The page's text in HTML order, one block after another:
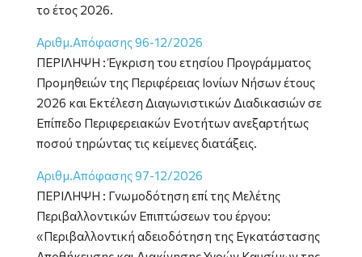
το έτος 2026.
Aριθμ.Απόφασης 96-12/2026
ΠΕΡΙΛΗΨΗ : Έγκριση του ετησίου Προγράμματος
Προμηθειών της Περιφέρειας Ιονίων Νήσων έτους
2026 και Εκτέλεση Διαγωνιστικών Διαδικασιών σε
Επίπεδο Περιφερειακών Ενοτήτων ανεξαρτήτως
ποσού τηρώντας τις κείμενες διατάξεις.
Αριθμ.Απόφασης 97-12/2026
ΠΕΡΙΛΗΨΗ : Γνωμοδότηση επί της Μελέτης
Περιβαλλοντικών Επιπτώσεων του έργου:
«Περιβαλλοντική αδειοδότηση της Εγκατάστασης